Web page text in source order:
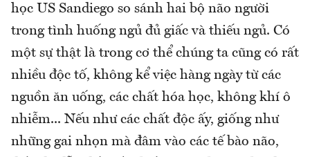
học US Sandiego so sánh hai bộ não người
trong tình huống ngủ đủ giấc và thiếu ngủ. Có
một sự thật là trong cơ thể chúng ta cũng có rất
nhiều độc tố, không kể việc hàng ngày từ các
nguồn ăn uống, các chất hóa học, không khí ô
nhiễm... Nếu như các chất độc ấy, giống như
những gai nhọn mà đâm vào các tế bào não,